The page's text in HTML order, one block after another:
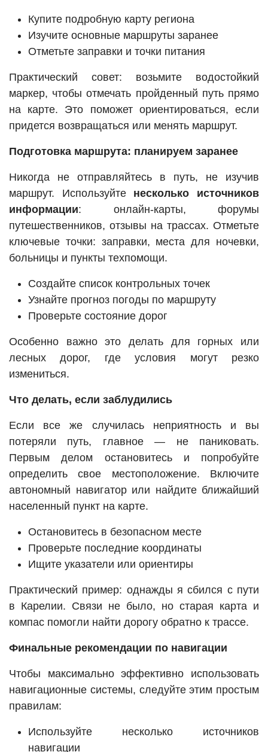
Купите подробную карту региона
Изучите основные маршруты заранее
Отметьте заправки и точки питания
Практический совет: возьмите водостойкий
маркер, чтобы отмечать пройденный путь прямо
на карте. Это поможет ориентироваться, если
придется возвращаться или менять маршрут.
Подготовка маршрута: планируем заранее
Никогда не отправляйтесь в путь, не изучив
маршрут. Используйте несколько источников
информации: онлайн-карты, форумы
путешественников, отзывы на трассах. Отметьте
ключевые точки: заправки, места для ночевки,
больницы и пункты техпомощи.
Создайте список контрольных точек
Узнайте прогноз погоды по маршруту
Проверьте состояние дорог
Особенно важно это делать для горных или
лесных дорог, где условия могут резко
измениться.
Что делать, если заблудились
Если все же случилась неприятность и вы
потеряли путь, главное — не паниковать.
Первым делом остановитесь и попробуйте
определить свое местоположение. Включите
автономный навигатор или найдите ближайший
населенный пункт на карте.
Остановитесь в безопасном месте
Проверьте последние координаты
Ищите указатели или ориентиры
Практический пример: однажды я сбился с пути
в Карелии. Связи не было, но старая карта и
компас помогли найти дорогу обратно к трассе.
Финальные рекомендации по навигации
Чтобы максимально эффективно использовать
навигационные системы, следуйте этим простым
правилам:
Используйте несколько источников
навигации